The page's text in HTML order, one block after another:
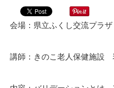
会場：県立ふくし交流プラ
講師：きのこ老人保健施